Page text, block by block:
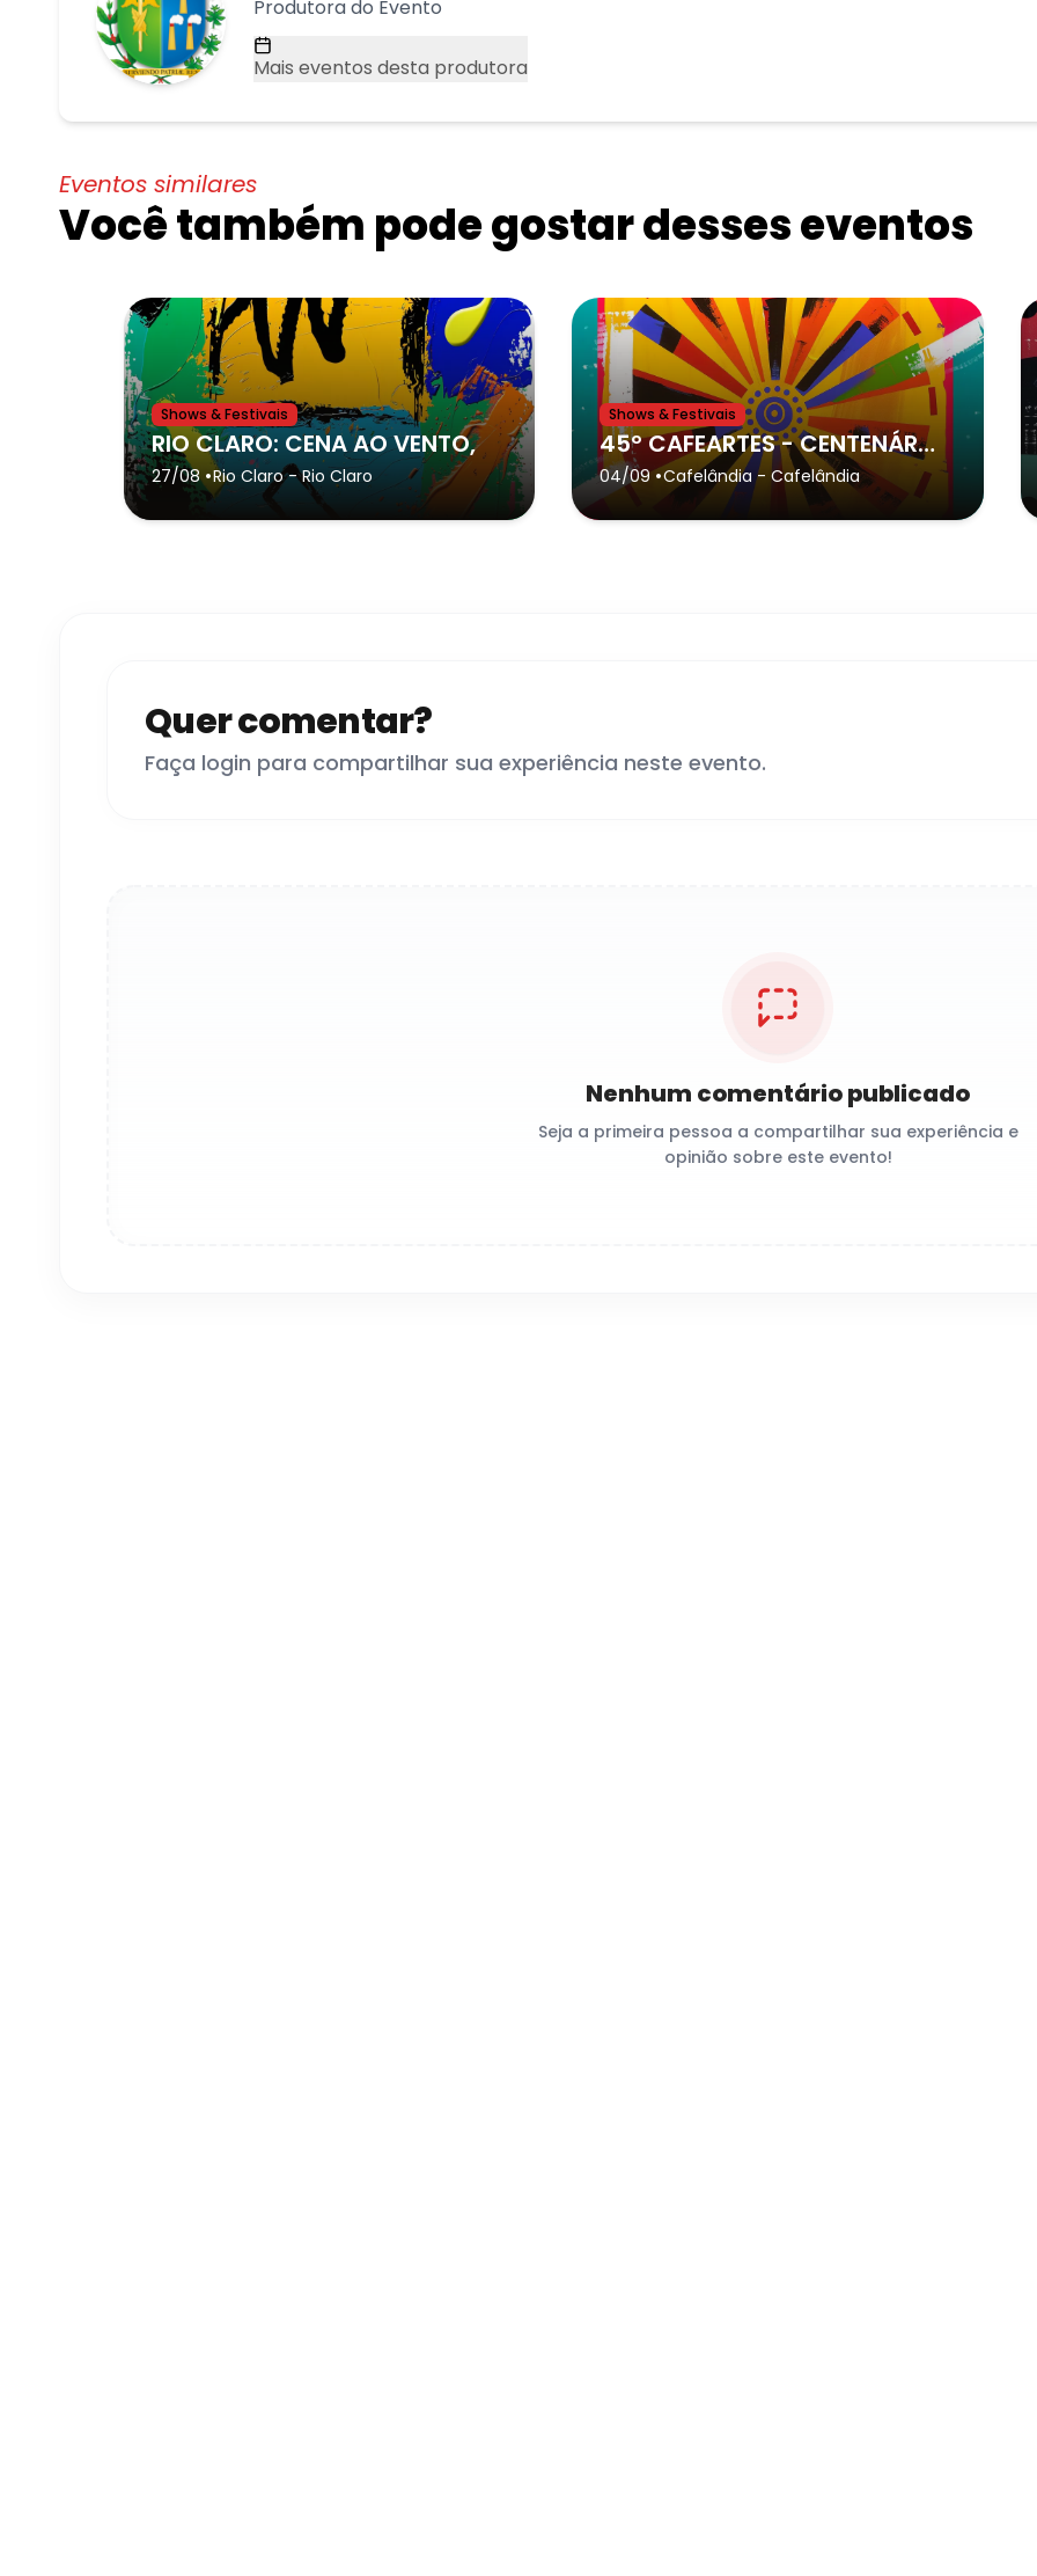
Produtora do Evento
Mais eventos desta produtora
Eventos similares
Você também pode gostar desses eventos
Shows & Festivais
RIO CLARO: CENA AO VENTO,
27/08 •Rio Claro- Rio Claro
Shows & Festivais
45º CAFEARTES - CENTENÁRIO DE CAFELÂNDIA - Cafelândia
04/09 •Cafelândia - Cafelândia
Quer comentar?
Faça login para compartilhar sua experiência neste evento.
Nenhum comentário publicado
Seja a primeira pessoa a compartilhar sua experiência e
opinião sobre este evento!